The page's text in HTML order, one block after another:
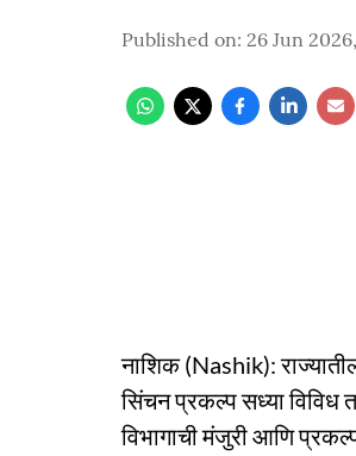
Published on: 26 Jun
नाशिक (Nashik):
सिंचन प्रकल्प सध्या
विभागाची मंजुरी आणि